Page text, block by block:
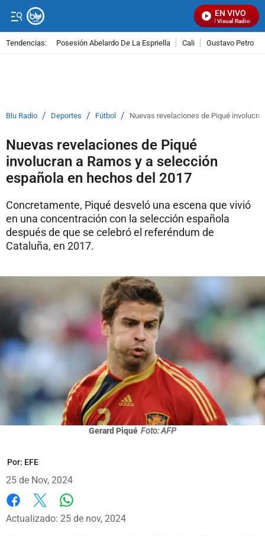
EN VIVO
Señal Visual Radio
Tendencias: Posesión Abelardo De La Espriella Cali Gustavo Petro
Blu Radio / Deportes / Fútbol / Nuevas revelaciones de Piqué
Nuevas revelaciones de Piqué
involucran a Ramos y a selección
española en hechos del 2017
Concretamente, Piqué desveló una escena que vivió
en una concentración con la selección española
después de que se celebró el referéndum de
Cataluña, en 2017.
Gerard Piqué Foto: AFP
Por: EFE
25 de Nov, 2024
Facebook
X
Actualizado: 25 de nov, 2024